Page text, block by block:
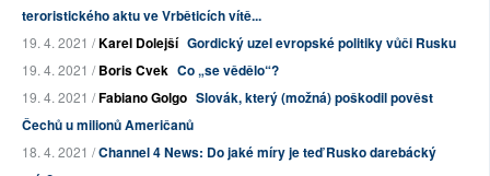
teroristického aktu ve Vrběticích vítě...
19. 4. 2021 /Karel Dolejší Gordický uzel evropské politiky vůči Rusku
19. 4. 2021 /Boris Cvek Co „se vědělo“?
19. 4. 2021 /Fabiano Golgo Slovák, který (možná) poškodil pověst
Čechů u milionů Američanů
18. 4. 2021 /Channel 4 News: Do jaké míry je teď Rusko darebácký